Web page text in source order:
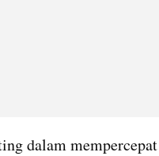
dalam mempercepat